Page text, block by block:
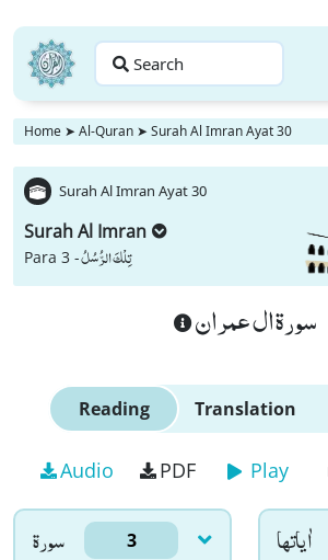
Search
Home ➤ Al-Quran ➤ Surah Al Imran Ayat 30
Surah Al Imran Ayat 30
Surah Al Imran
Para 3 -تِلْكَ الرُّسُلُ
سورة ال عمران
Reading Translation
Audio PDF Play
سورۃ 3 اٰياتها